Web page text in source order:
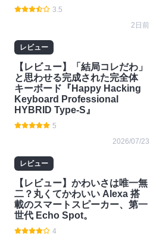
3.5
2日前
レビュー
【レビュー】「結局コレだわ」
と思わせる完成された完全体
キーボード『Happy Hacking
Keyboard Professional
HYBRID Type-S』
5
2026/07/23
レビュー
【レビュー】かわいさは唯一無
二？丸くてかわいい Alexa 搭
載のスマートスピーカー、第一
世代 Echo Spot。
4